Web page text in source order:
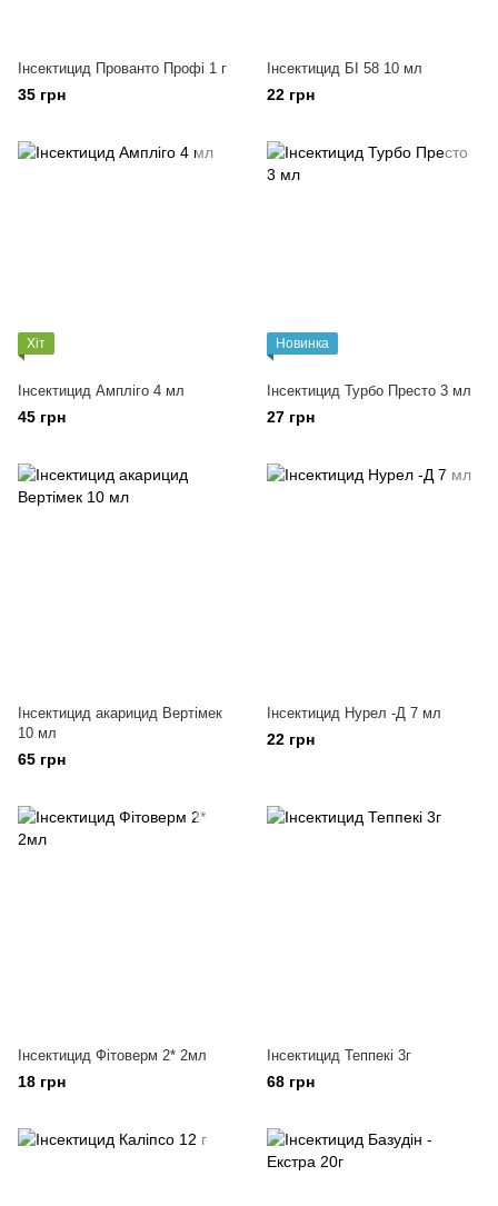
Інсектицид Прованто Профі 1 г
35 грн
Інсектицид БІ 58 10 мл
22 грн
Хіт
Інсектицид Ампліго 4 мл
45 грн
Новинка
Інсектицид Турбо Престо 3 мл
27 грн
Інсектицид акарицид Вертімек
10 мл
65 грн
Інсектицид Нурел -Д 7 мл
22 грн
Інсектицид Фітоверм 2* 2мл
18 грн
Інсектицид Теппекі 3г
68 грн